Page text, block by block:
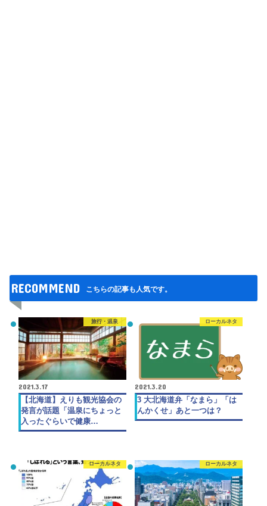
RECOMMEND こちらの記事も人気です。
旅行・温泉
2021.3.17
【北海道】えりも観光協会の
発言が話題「温泉にちょっと
入ったぐらいで健康…
ローカルネタ
2021.3.20
3 大北海道弁「なまら」「は
んかくせ」あと一つは？
ローカルネタ ローカルネタ